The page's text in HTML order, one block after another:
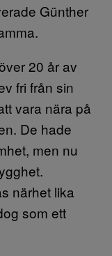
Günther
20 år av
fri från sin
vara nära på
De hade
men nu
närhet lika
som ett